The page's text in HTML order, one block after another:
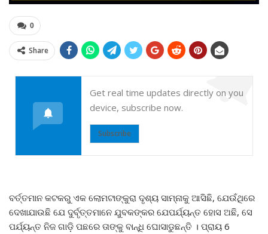
0
Share
Get real time updates directly on you
device, subscribe now.
Subscribe
ବର୍ତ୍ତମାନ କଟକରୁ ଏକ ଲୋମଟାଙ୍କୁରା ଦୃଶ୍ୟ ସାମ୍ନାକୁ ଆସିଛି, ଯେଉଁଥିରେ
ଦେଖାଯାଉଛି ଯେ ଦୁର୍ବୃତ୍ତମାନେ ଯୁବକଙ୍କର ଯେପର୍ଯ୍ୟନ୍ତ ହୋସ ଅଛି, ସେ
ପର୍ଯ୍ୟନ୍ତ ନିଜ ଗାଡ଼ି ପଛରେ ତାଙ୍କୁ ବାନ୍ଧି ଘୋସାଡୁଛନ୍ତି । ପ୍ରାୟ 6